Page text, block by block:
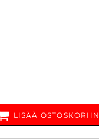
LISÄÄ OSTOSKORIIN